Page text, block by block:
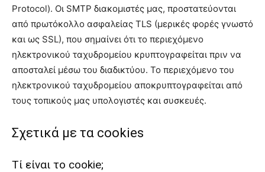
Protocol). Οι SMTP διακομιστές μας, προστατεύονται
από πρωτόκολλο ασφαλείας TLS (μερικές φορές γνωστό
και ως SSL), που σημαίνει ότι το περιεχόμενο
ηλεκτρονικού ταχυδρομείου κρυπτογραφείται πριν να
αποσταλεί μέσω του διαδικτύου. Το περιεχόμενο του
ηλεκτρονικού ταχυδρομείου αποκρυπτογραφείται από
τους τοπικούς μας υπολογιστές και συσκευές.
Σχετικά με τα cookies
Τί είναι το cookie;